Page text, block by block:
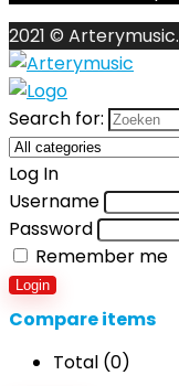
2021 ©
Search for:
Log In
Username
Password
Remember me
Login
Compare items
Total (0)